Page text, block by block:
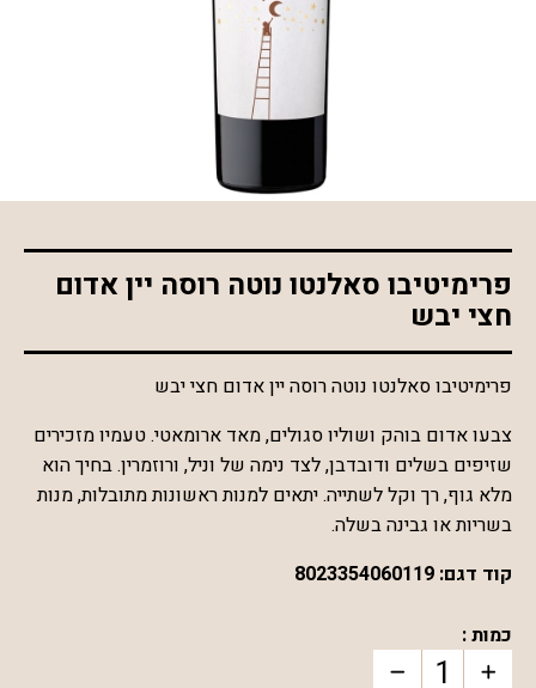
פרימיטיבו סאלנטו נוטה רוסה יין אדום
חצי יבש
פרימיטיבו סאלנטו נוטה רוסה יין אדום חצי יבש
צבעו אדום בוהק ושוליו סגולים, מאד ארומאטי. טעמיו מזכירים
שזיפים בשלים ודובדבן, לצד נימה של וניל, ורוזמרין. בחיך הוא
מלא גוף, רך וקל לשתייה. יתאים למנות ראשונות מתובלות, מנות
בשריות או גבינה בשלה.
קוד דגם: 8023354060119
כמות :